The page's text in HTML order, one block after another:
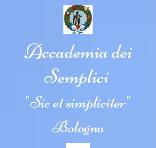
Accademia dei
Semplici
"Sic et simpliciter"
Bologna